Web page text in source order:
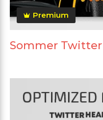
Premium
Sommer Twitter